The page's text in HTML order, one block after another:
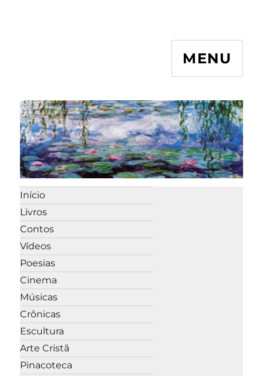
MENU
Início
Livros
Contos
Vídeos
Poesias
Cinema
Músicas
Crônicas
Escultura
Arte Cristã
Pinacoteca